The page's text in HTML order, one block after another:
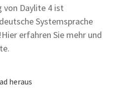
von Daylite 4 ist
Systemsprache
erfahren Sie mehr und
heraus